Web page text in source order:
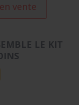
vente
LE KIT